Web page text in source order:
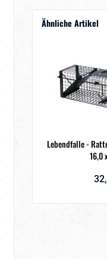
Ähnliche Artikel
Lebendfalle -
16,0